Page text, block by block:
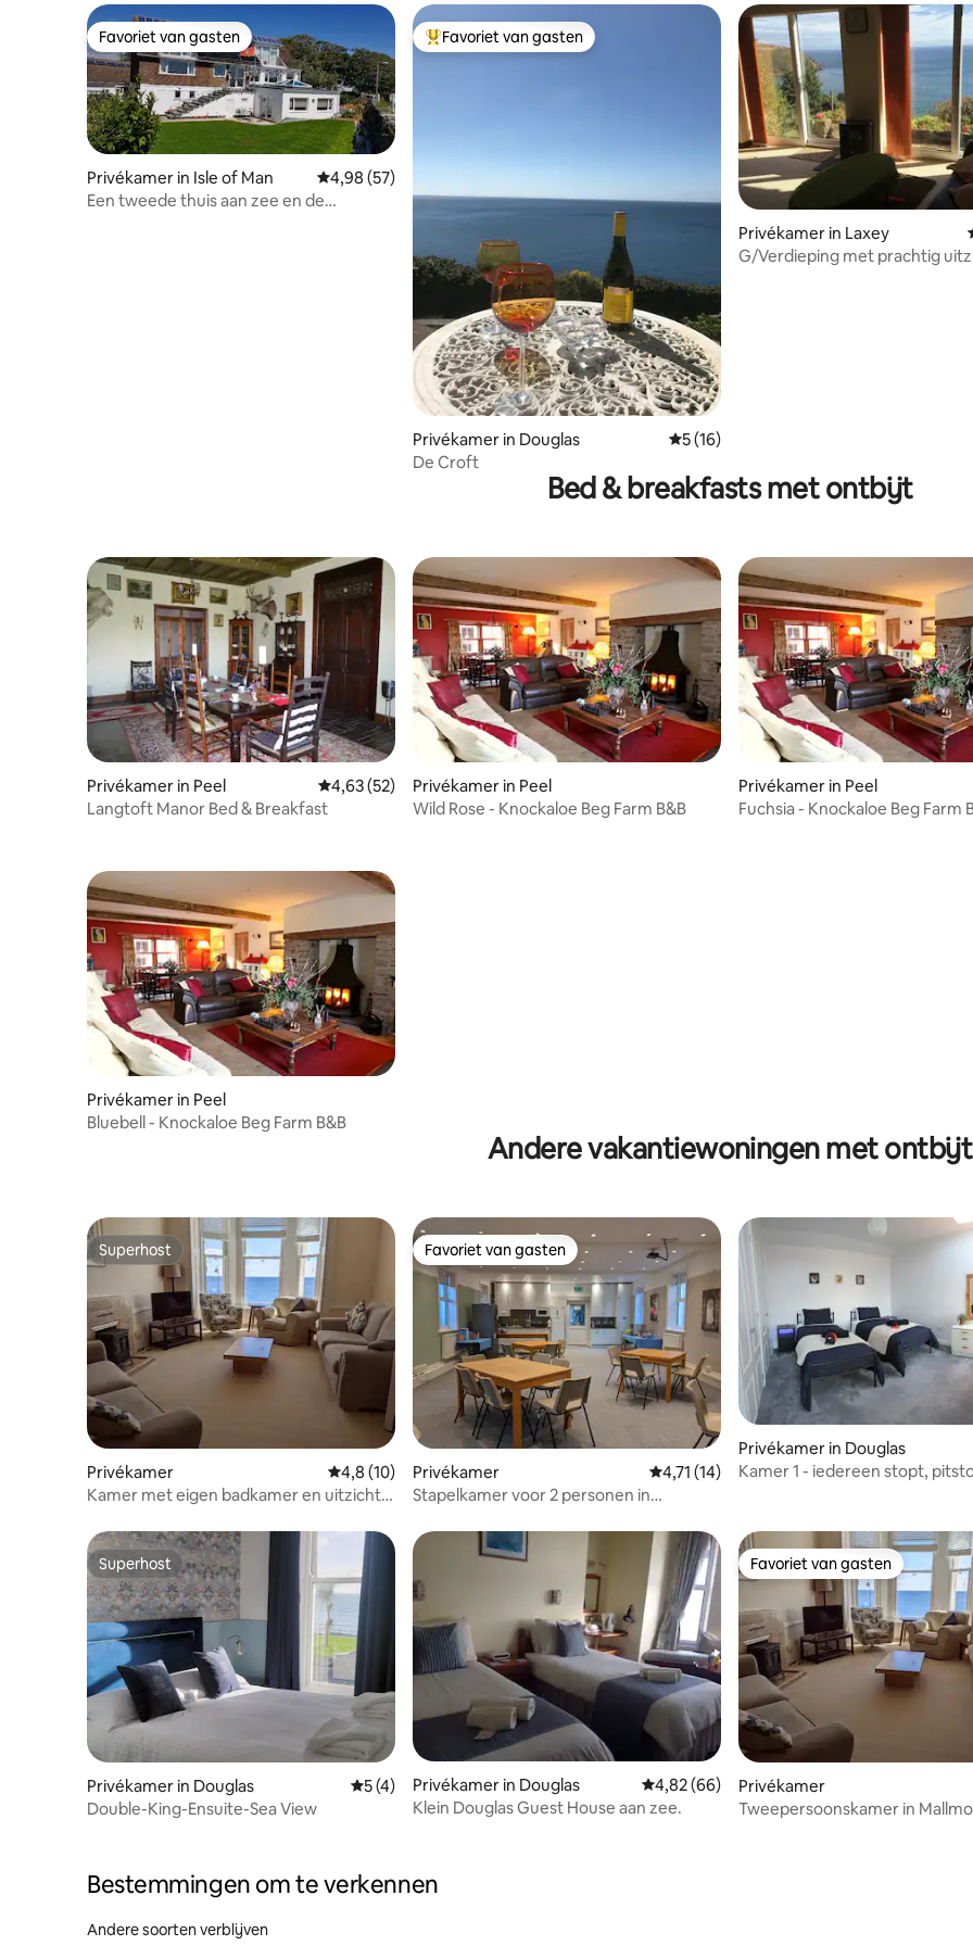
Favoriet van gasten
Favoriet van gasten
Privékamer in Isle of Man Gemiddelde beoordeling van 4,98 op 5, 57 recensies
4,98 (57)
Een tweede thuis aan zee en de
Topfavoriet van gasten
Favoriet van gasten
Privékamer in Douglas Gemiddelde beoordeling van 5 op 5, 16
5 (16)
De Croft
Privékamer in Laxey
G/Verdieping met prachtig
Bed & breakfasts met ontbijt
Privékamer in Peel Gemiddelde beoordeling van 4,63 op 5, 52 recensies
4,63 (52)
Langtoft Manor Bed & Breakfast
Privékamer in Peel
Wild Rose - Knockaloe Beg Farm B&B
Privékamer in Peel
Fuchsia - Knockaloe Beg Farm
Privékamer in Peel
Bluebell - Knockaloe Beg Farm B&B
Andere vakantiewoningen met ontbijt
Superhost
Superhost
Privékamer Gemiddelde beoordeling van 4,8 op 5, 10 recensies
4,8 (10)
Kamer met eigen badkamer en uitzicht
Favoriet van gasten
Favoriet van gasten
Privékamer Gemiddelde beoordeling van 4,71 op 5, 14
4,71 (14)
Stapelkamer voor 2 personen in
Privékamer in Douglas
Kamer 1 - iedereen stopt,
Superhost
Superhost
Privékamer in Douglas Gemiddelde beoordeling van 5 op 5, 4 recensies
5 (4)
Double-King-Ensuite-Sea View
Privékamer in Douglas Gemiddelde beoordeling van 4,82 op 5, 66
4,82 (66)
Klein Douglas Guest House aan zee.
Favoriet van gasten
Favoriet van gasten
Privékamer
Tweepersoonskamer in
Bestemmingen om te verkennen
Andere soorten verblijven